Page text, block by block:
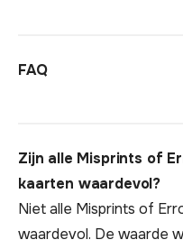
FAQ
Zijn alle Misprints of
kaarten waardevol?
Niet alle Misprints of
waardevol. De waarde